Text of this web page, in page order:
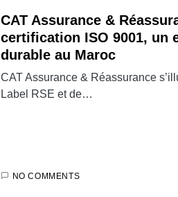
CAT Assurance &
certification ISO 9001, un
durable au Maroc
CAT Assurance & Réassurance
Label RSE et de…
NO COMMENTS